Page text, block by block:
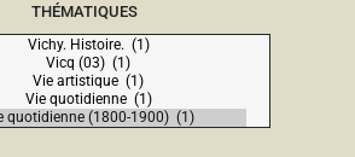
THÉMATIQUES